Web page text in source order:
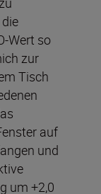
Wert so
zur
Tisch
auf
und
um +2,0